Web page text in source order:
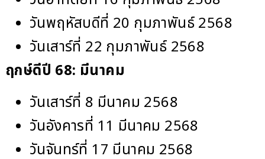
วันพฤหัสบดีที่ 20 กุมภาพันธ์ 2568
วันเสาร์ที่ 22 กุมภาพันธ์ 2568
ฤกษ์ดีปี 68: มีนาคม
วันเสาร์ที่ 8 มีนาคม 2568
วันอังคารที่ 11 มีนาคม 2568
วันจันทร์ที่ 17 มีนาคม 2568